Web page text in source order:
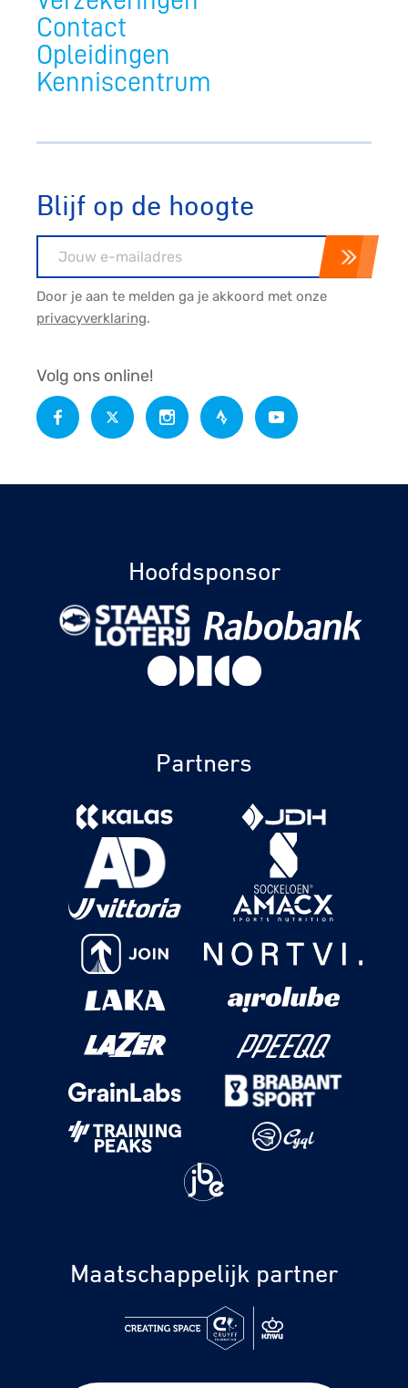
Contact
Opleidingen
Kenniscentrum
Blijf op de hoogte
Door je aan te melden ga je akkoord met onze
privacyverklaring.
Volg ons online!
Hoofdsponsor
Partners
Maatschappelijk partner